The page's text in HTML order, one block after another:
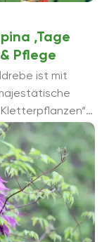
‚Tage
Pflege
ist mit
...